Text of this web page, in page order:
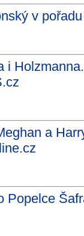
v
i
a
Popelce